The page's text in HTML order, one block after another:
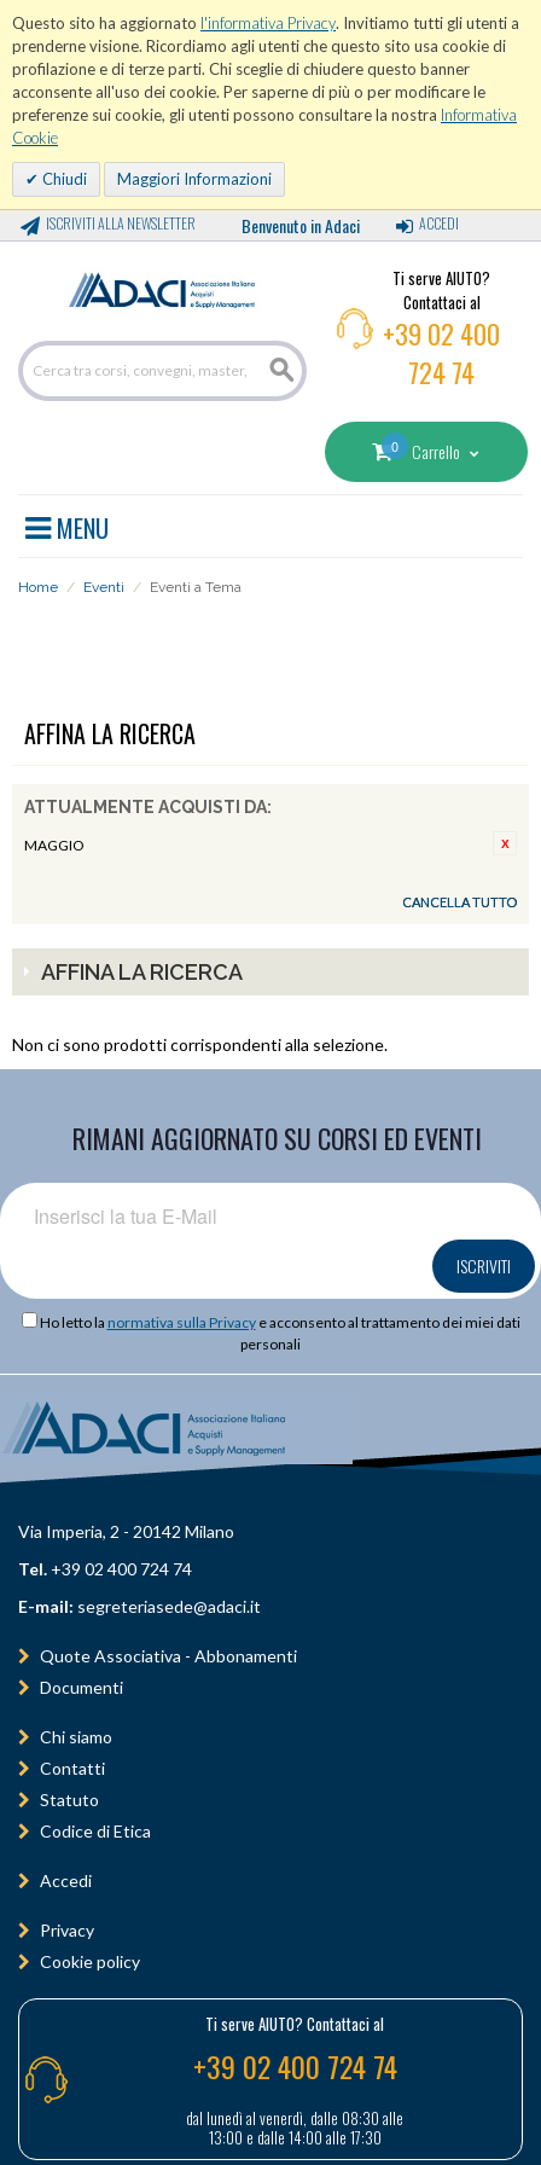
Questo sito ha aggiornato l'informativa Privacy. Invitiamo tutti gli utenti a
prenderne visione. Ricordiamo agli utenti che questo sito usa cookie di
profilazione e di terze parti. Chi sceglie di chiudere questo banner
acconsente all'uso dei cookie. Per saperne di più o per modificare le
preferenze sui cookie, gli utenti possono consultare la nostra Informativa
Cookie
Chiudi Maggiori Informazioni
ISCRIVITI ALLA NEWSLETTER Benvenuto in Adaci ACCEDI
Ti serve AIUTO?
Contattaci al
+39 02 400
724 74
0 Carrello
MENU
Home / Eventi / Eventi a Tema
AFFINA LA RICERCA
ATTUALMENTE ACQUISTI DA:
MAGGIO
CANCELLA TUTTO
AFFINA LA RICERCA
Non ci sono prodotti corrispondenti alla selezione.
RIMANI AGGIORNATO SU CORSI ED EVENTI
ISCRIVITI
Ho letto la normativa sulla Privacye acconsento al trattamento dei miei dati
personali
Via Imperia, 2 - 20142 Milano
Tel. +39 02 400 724 74
E-mail: segreteriasede@adaci.it
Quote Associativa - Abbonamenti
Documenti
Chi siamo
Contatti
Statuto
Codice di Etica
Accedi
Privacy
Cookie policy
Ti serve AIUTO? Contattaci al
+39 02 400 724 74
dal lunedì al venerdì, dalle 08:30 alle
13:00 e dalle 14:00 alle 17:30